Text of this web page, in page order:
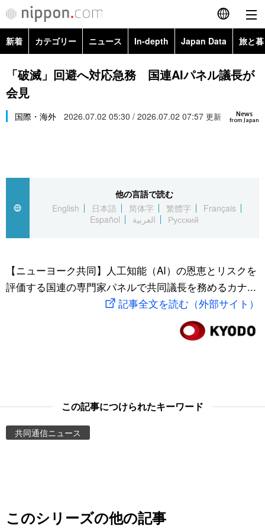
English
简体字
Русский
カテゴリー
経済・ビジネス
国際
文化
トップ
アーカイブ
In-depth
Japan Data
動画/Live
お知らせ
新着 カテゴリー ニュース In-depth Japan Data 旅と
政治・外交
経済・ビジネス
スポーツ・東京2020
Topics
「破滅」回避へ対応急務 国連AIパネル議長が
会見
News
from Japan
国際・海外 2026.07.02 05:30 / 2026.07.02 07:57 更新
他の言語で読む
English
日本語 简体字 繁體字
Français
Español
العربية Русский
【ニューヨーク共同】人工知能（AI）の恩恵とリスクを
評価する国連の専門家パネルで共同議長を務めるカナ...
記事全文を読む（外部サイト）
この記事につけられたキーワード
共同通信ニュース
このシリーズの他の記事